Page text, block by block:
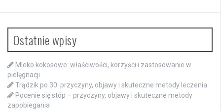
Ostatnie wpisy
Mleko kokosowe: właściwości, korzyści i zastosowanie w
pielęgnacji
Trądzik po 30: przyczyny, objawy i skuteczne metody leczenia
Pocenie się stóp – przyczyny, objawy i skuteczne metody
zapobiegania